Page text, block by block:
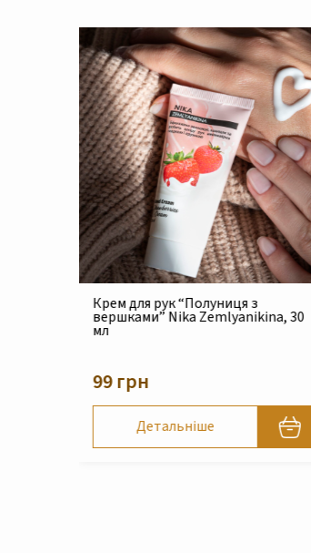
Крем реконструюючий живильний
для обличчя Nika Zemlyanikina, 30
мл
820 грн
Детальніше